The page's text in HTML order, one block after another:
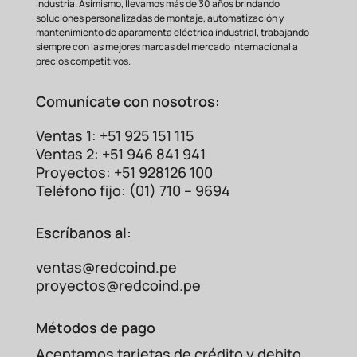
corriente para equipos electrónicos
sensibles, o para laalimentación de
motores pequeños en electrodomésticos.
Su precisión de 2A lo
protección muyajustada al consumo real
sobrecargas leves.
Garantía de Calidad y
Confiabilidad
termomagnético BKN-b es sometido a
garantizar su perfecto funcionamiento
desde el primer momento. Confiamos en
sino que superan las expectativas,
asegurando una larga vida útil y un
industria. Asimismo, llevamos más de 30 años brindando
soluciones personalizadas de montaje, automatización y
mantenimiento de aparamenta eléctrica industrial, trabajando
siempre con las mejores marcas del mercado internacional a
precios competitivos.
Comunícate con nosotros:
Ventas 1: +51 925 151 115
Ventas 2: +51 946 841 941
Proyectos: +51 928126 100
Teléfono fijo: (01) 710 – 9694
Escríbanos al:
ventas@redcoind.pe
proyectos@redcoind.pe
Métodos de pago